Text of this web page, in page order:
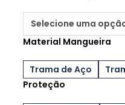
Material Mangueira
Trama de Aço
Proteção